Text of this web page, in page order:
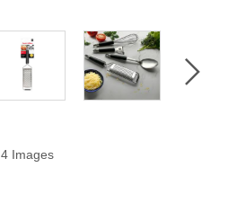
4 Images